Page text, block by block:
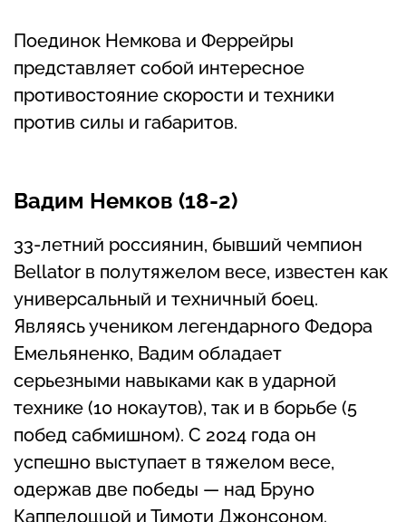
Поединок Немкова и Феррейры
представляет собой интересное
противостояние скорости и техники
против силы и габаритов.
Вадим Немков (18-2)
33-летний россиянин, бывший чемпион
Bellator в полутяжелом весе, известен как
универсальный и техничный боец.
Являясь учеником легендарного Федора
Емельяненко, Вадим обладает
серьезными навыками как в ударной
технике (10 нокаутов), так и в борьбе (5
побед сабмишном). С 2024 года он
успешно выступает в тяжелом весе,
одержав две победы — над Бруно
Каппелоццой и Тимоти Джонсоном.